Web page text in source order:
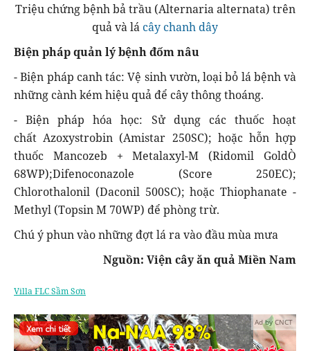
Triệu chứng bệnh bả trầu (Alternaria alternata) trên
quả và lá cây chanh dây
Biện pháp quản lýbệnh đốm nâu
- Biện pháp canh tác: Vệ sinh vườn, loại bỏ lá bệnh và
những cành kém hiệu quả để cây thông thoáng.
- Biện pháp hóa học: Sử dụng các thuốc hoạt
chất Azoxystrobin (Amistar 250SC); hoặc hỗn hợp
thuốc Mancozeb + Metalaxyl-M (Ridomil GoldÒ
68WP);Difenoconazole (Score 250EC);
Chlorothalonil (Daconil 500SC); hoặc Thiophanate -
Methyl (Topsin M 70WP) để phòng trừ.
Chú ý phun vào những đợt lá ra vào đầu mùa mưa
Nguồn: Viện cây ăn quả Miền Nam
Villa FLC Sầm Sơn
Ad by CNCT